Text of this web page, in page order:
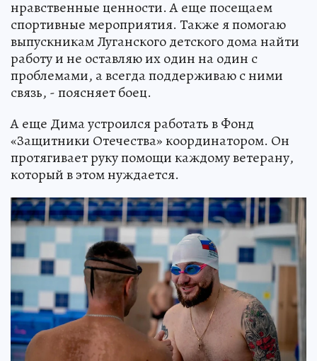
нравственные ценности. А еще посещаем
спортивные мероприятия. Также я помогаю
выпускникам Луганского детского дома найти
работу и не оставляю их один на один с
проблемами, а всегда поддерживаю с ними
связь, - поясняет боец.
А еще Дима устроился работать в Фонд
«Защитники Отечества» координатором. Он
протягивает руку помощи каждому ветерану,
который в этом нуждается.